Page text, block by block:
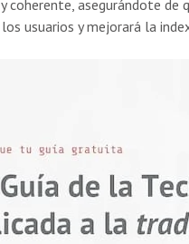
coherente, asegurándote
usuarios y mejorará la